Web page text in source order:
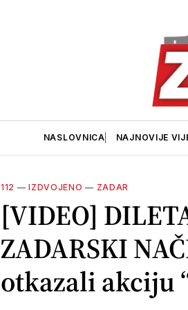
NASLOVNICA NAJNOVIJE
112 —IZDVOJENO — ZADAR
[VIDEO]
ZADARSKI
otkazali akciju